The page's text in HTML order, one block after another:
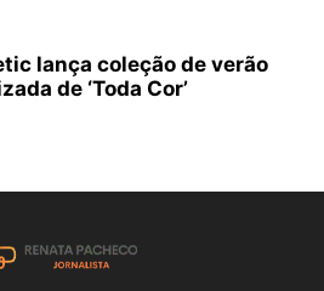
lança coleção de verão
de ‘Toda Cor’